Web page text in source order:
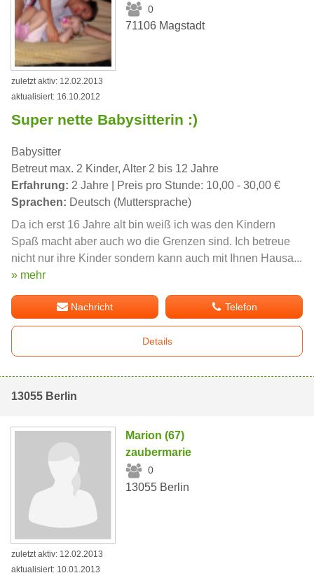
0
71106 Magstadt
zuletzt aktiv: 12.02.2013
aktualisiert: 16.10.2012
Super nette Babysitterin :)
Babysitter
Betreut max. 2 Kinder, Alter 2 bis 12 Jahre
Erfahrung: 2 Jahre | Preis pro Stunde: 10,00 - 30,00 €
Sprachen: Deutsch (Muttersprache)
Da ich erst 16 Jahre alt bin weiß ich was den Kindern
Spaß macht aber auch wo die Grenzen sind. Ich betreue
nicht nur ihre Kinder sondern kann auch mit Ihnen Hausa...
» mehr
Nachricht Telefon
Details
13055 Berlin
Marion (67)
zaubermarie
0
13055 Berlin
zuletzt aktiv: 12.02.2013
aktualisiert: 10.01.2013